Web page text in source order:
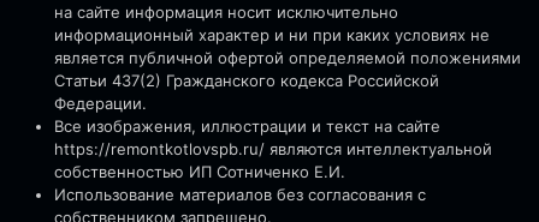
на сайте информация носит исключительно
информационный характер и ни при каких условиях не
является публичной офертой определяемой положениями
Статьи 437(2) Гражданского кодекса Российской
Федерации.
Все изображения, иллюстрации и текст на сайте
https://remontkotlovspb.ru/ являются интеллектуальной
собственностью ИП Сотниченко Е.И.
Использование материалов без согласования с
собственником запрещено.